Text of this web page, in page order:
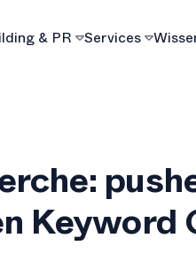
& PR Services
Keyword